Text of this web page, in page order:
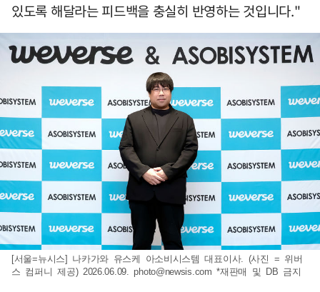
있도록 해달라는 피드백을 충실히 반영하는 것입니다."
[서울=뉴시스] 나카가와 유스케 아소비시스템 대표이사. (사진 = 위버
스 컴퍼니 제공) 2026.06.09.photo@newsis.com *재판매 및 DB 금지